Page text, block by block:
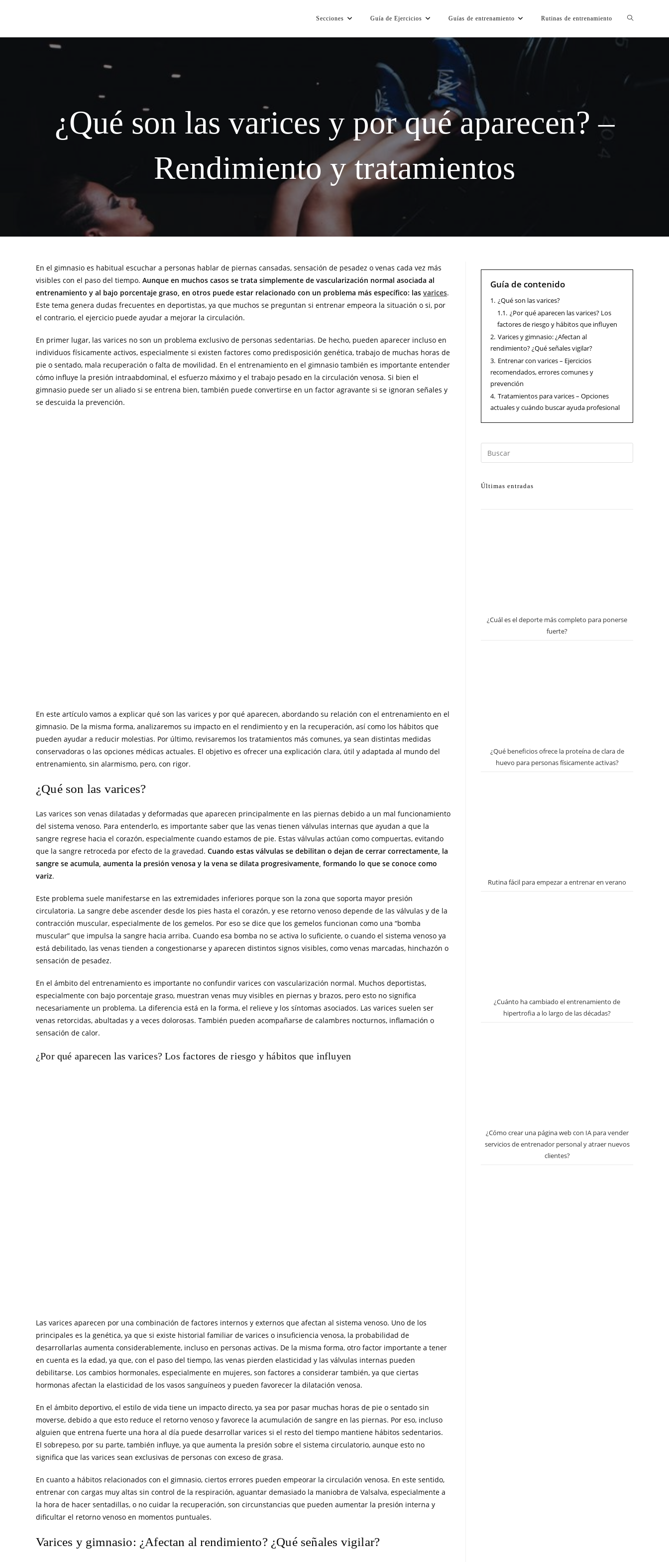
Secciones Guía de Ejercicios Guías de entrenamiento Rutinas de entrenamiento
¿Qué son las varices y por qué aparecen? –
Rendimiento y tratamientos
En el gimnasio es habitual escuchar a personas hablar de piernas cansadas, sensación de pesadez o venas cada vez más
visibles con el paso del tiempo. Aunque en muchos casos se trata simplemente de vascularización normal asociada al
entrenamiento y al bajo porcentaje graso, en otros puede estar relacionado con un problema más específico: las varices.
Este tema genera dudas frecuentes en deportistas, ya que muchos se preguntan si entrenar empeora la situación o si, por
el contrario, el ejercicio puede ayudar a mejorar la circulación.
En primer lugar, las varices no son un problema exclusivo de personas sedentarias. De hecho, pueden aparecer incluso en
individuos físicamente activos, especialmente si existen factores como predisposición genética, trabajo de muchas horas de
pie o sentado, mala recuperación o falta de movilidad. En el entrenamiento en el gimnasio también es importante entender
cómo influye la presión intraabdominal, el esfuerzo máximo y el trabajo pesado en la circulación venosa. Si bien el
gimnasio puede ser un aliado si se entrena bien, también puede convertirse en un factor agravante si se ignoran señales y
se descuida la prevención.
En este artículo vamos a explicar qué son las varices y por qué aparecen, abordando su relación con el entrenamiento en el
gimnasio. De la misma forma, analizaremos su impacto en el rendimiento y en la recuperación, así como los hábitos que
pueden ayudar a reducir molestias. Por último, revisaremos los tratamientos más comunes, ya sean distintas medidas
conservadoras o las opciones médicas actuales. El objetivo es ofrecer una explicación clara, útil y adaptada al mundo del
entrenamiento, sin alarmismo, pero, con rigor.
¿Qué son las varices?
Las varices son venas dilatadas y deformadas que aparecen principalmente en las piernas debido a un mal funcionamiento
del sistema venoso. Para entenderlo, es importante saber que las venas tienen válvulas internas que ayudan a que la
sangre regrese hacia el corazón, especialmente cuando estamos de pie. Estas válvulas actúan como compuertas, evitando
que la sangre retroceda por efecto de la gravedad. Cuando estas válvulas se debilitan o dejan de cerrar correctamente, la
sangre se acumula, aumenta la presión venosa y la vena se dilata progresivamente, formando lo que se conoce como
variz.
Este problema suele manifestarse en las extremidades inferiores porque son la zona que soporta mayor presión
circulatoria. La sangre debe ascender desde los pies hasta el corazón, y ese retorno venoso depende de las válvulas y de la
contracción muscular, especialmente de los gemelos. Por eso se dice que los gemelos funcionan como una “bomba
muscular” que impulsa la sangre hacia arriba. Cuando esa bomba no se activa lo suficiente, o cuando el sistema venoso ya
está debilitado, las venas tienden a congestionarse y aparecen distintos signos visibles, como venas marcadas, hinchazón o
sensación de pesadez.
En el ámbito del entrenamiento es importante no confundir varices con vascularización normal. Muchos deportistas,
especialmente con bajo porcentaje graso, muestran venas muy visibles en piernas y brazos, pero esto no significa
necesariamente un problema. La diferencia está en la forma, el relieve y los síntomas asociados. Las varices suelen ser
venas retorcidas, abultadas y a veces dolorosas. También pueden acompañarse de calambres nocturnos, inflamación o
sensación de calor.
¿Por qué aparecen las varices? Los factores de riesgo y hábitos que influyen
Las varices aparecen por una combinación de factores internos y externos que afectan al sistema venoso. Uno de los
principales es la genética, ya que si existe historial familiar de varices o insuficiencia venosa, la probabilidad de
desarrollarlas aumenta considerablemente, incluso en personas activas. De la misma forma, otro factor importante a tener
en cuenta es la edad, ya que, con el paso del tiempo, las venas pierden elasticidad y las válvulas internas pueden
debilitarse. Los cambios hormonales, especialmente en mujeres, son factores a considerar también, ya que ciertas
hormonas afectan la elasticidad de los vasos sanguíneos y pueden favorecer la dilatación venosa.
En el ámbito deportivo, el estilo de vida tiene un impacto directo, ya sea por pasar muchas horas de pie o sentado sin
moverse, debido a que esto reduce el retorno venoso y favorece la acumulación de sangre en las piernas. Por eso, incluso
alguien que entrena fuerte una hora al día puede desarrollar varices si el resto del tiempo mantiene hábitos sedentarios.
El sobrepeso, por su parte, también influye, ya que aumenta la presión sobre el sistema circulatorio, aunque esto no
significa que las varices sean exclusivas de personas con exceso de grasa.
En cuanto a hábitos relacionados con el gimnasio, ciertos errores pueden empeorar la circulación venosa. En este sentido,
entrenar con cargas muy altas sin control de la respiración, aguantar demasiado la maniobra de Valsalva, especialmente a
la hora de hacer sentadillas, o no cuidar la recuperación, son circunstancias que pueden aumentar la presión interna y
dificultar el retorno venoso en momentos puntuales.
Varices y gimnasio: ¿Afectan al rendimiento? ¿Qué señales vigilar?
Guía de contenido
1. ¿Qué son las varices?
1.1. ¿Por qué aparecen las varices? Los
factores de riesgo y hábitos que influyen
2. Varices y gimnasio: ¿Afectan al
rendimiento? ¿Qué señales vigilar?
3. Entrenar con varices – Ejercicios
recomendados, errores comunes y
prevención
4. Tratamientos para varices – Opciones
actuales y cuándo buscar ayuda profesional
Últimas entradas
¿Cuál es el deporte más completo para ponerse
fuerte?
¿Qué beneficios ofrece la proteína de clara de
huevo para personas físicamente activas?
Rutina fácil para empezar a entrenar en verano
¿Cuánto ha cambiado el entrenamiento de
hipertrofia a lo largo de las décadas?
¿Cómo crear una página web con IA para vender
servicios de entrenador personal y atraer nuevos
clientes?